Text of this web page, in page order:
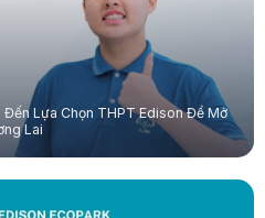
Đến Lựa Chọn THPT Edison Để Mở
Lai